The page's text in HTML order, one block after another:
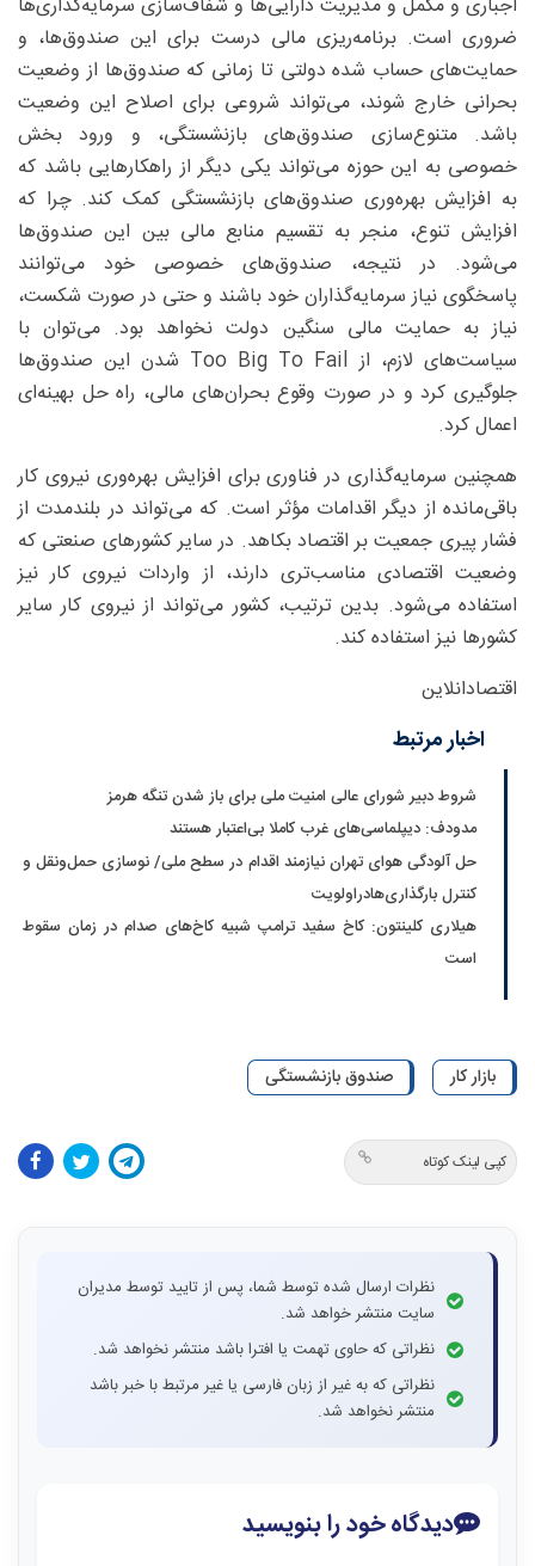
ضروری است. برنامه‌ریزی مالی درست برای این صندوق‌ها، و
حمایت‌های حساب شده دولتی تا زمانی که صندوق‌ها از وضعیت
بحرانی خارج شوند، می‌تواند شروعی برای اصلاح این وضعیت
باشد. متنوع‌سازی صندوق‌های بازنشستگی، و ورود بخش
خصوصی به این حوزه می‌تواند یکی دیگر از راهکارهایی باشد که
به افزایش بهره‌وری صندوق‌های بازنشستگی کمک کند. چرا که
افزایش تنوع، منجر به تقسیم منابع مالی بین این صندوق‌ها
می‌شود. در نتیجه، صندوق‌های خصوصی خود می‌توانند
پاسخگوی نیاز سرمایه‌گذاران خود باشند و حتی در صورت شکست،
نیاز به حمایت مالی سنگین دولت نخواهد بود. می‌توان با
سیاست‌های لازم، از Too Big To Fail شدن این صندوق‌ها
جلوگیری کرد و در صورت وقوع بحران‌های مالی، راه حل بهینه‌ای
اعمال کرد.
همچنین سرمایه‌گذاری در فناوری برای افزایش بهره‌وری نیروی کار
باقی‌مانده از دیگر اقدامات مؤثر است. که می‌تواند در بلندمدت از
فشار پیری جمعیت بر اقتصاد بکاهد. در سایر کشورهای صنعتی که
وضعیت اقتصادی مناسب‌تری دارند، از واردات نیروی کار نیز
استفاده می‌شود. بدین ترتیب، کشور می‌تواند از نیروی کار سایر
کشورها نیز استفاده کند.
اقتصادانلاین
اخبار مرتبط
شروط دبیر شورای عالی امنیت ملی برای باز شدن تنگه هرمز
مدودف: دیپلماسی‌های غرب کاملا بی‌اعتبار هستند
حل آلودگی هوای تهران نیازمند اقدام در سطح ملی/ نوسازی حمل‌ونقل و
کنترل بارگذاری‌هادراولویت
هیلاری کلینتون: کاخ سفید ترامپ شبیه کاخ‌های صدام در زمان سقوط
است
بازار کار صندوق بازنشستگی
کپی لینک کوتاه
نظرات ارسال شده توسط شما، پس از تایید توسط مدیران
سایت منتشر خواهد شد.
نظراتی که حاوی تهمت یا افترا باشد منتشر نخواهد شد.
نظراتی که به غیر از زبان فارسی یا غیر مرتبط با خبر باشد
منتشر نخواهد شد.
دیدگاه خود را بنویسید